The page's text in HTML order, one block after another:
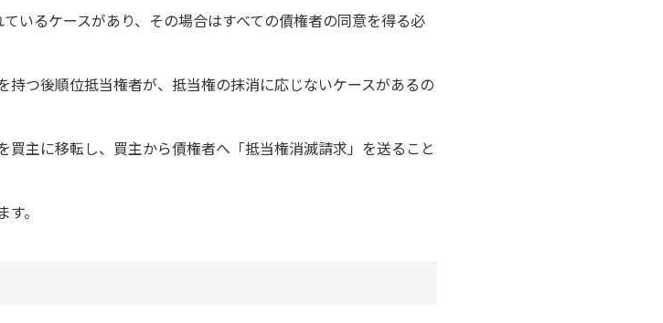
いるケースがあり、その場合はすべての債権者の同意を得る必
つ後順位抵当権者が、抵当権の抹消に応じないケースがあるの
主に移転し、買主から債権者へ「抵当権消滅請求」を送ること
。